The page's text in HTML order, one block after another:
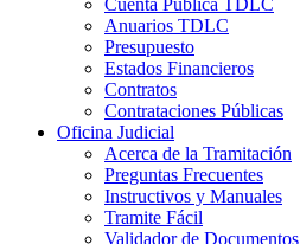
Cuenta Pública TDLC
Anuarios TDLC
Presupuesto
Estados Financieros
Contratos
Contrataciones Públicas
Oficina Judicial
Acerca de la Tramitación
Preguntas Frecuentes
Instructivos y Manuales
Tramite Fácil
Validador de Documentos